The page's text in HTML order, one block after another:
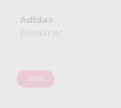
Adidas
Breaknet
-30%